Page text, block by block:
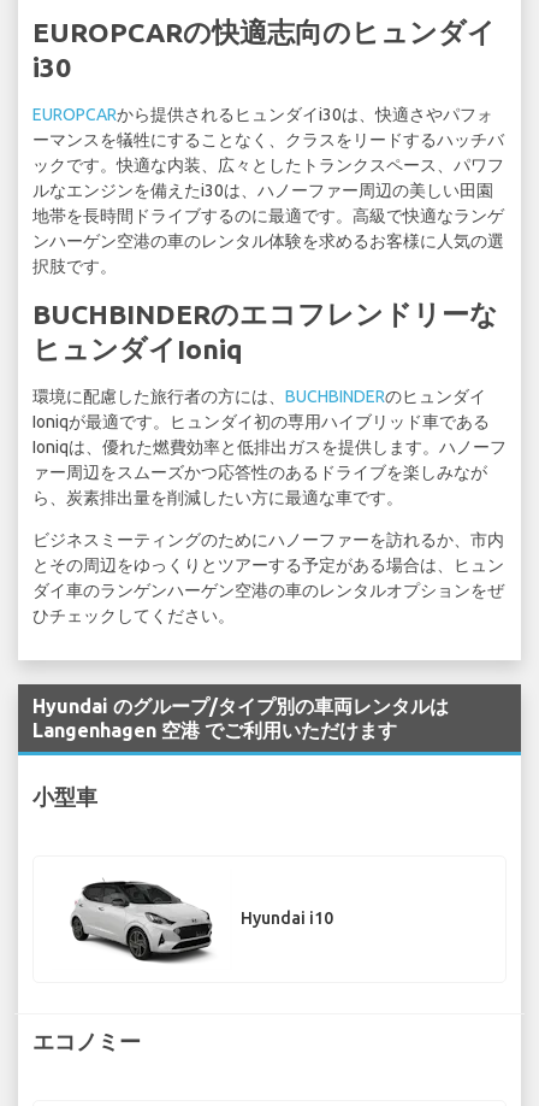
EUROPCARの快適志向のヒュンダイ
i30
EUROPCARから提供されるヒュンダイi30は、快適さやパフォ
ーマンスを犠牲にすることなく、クラスをリードするハッチバ
ックです。快適な内装、広々としたトランクスペース、パワフ
ルなエンジンを備えたi30は、ハノーファー周辺の美しい田園
地帯を長時間ドライブするのに最適です。高級で快適なランゲ
ンハーゲン空港の車のレンタル体験を求めるお客様に人気の選
択肢です。
BUCHBINDERのエコフレンドリーな
ヒュンダイIoniq
環境に配慮した旅行者の方には、 BUCHBINDERのヒュンダイ
Ioniqが最適です。ヒュンダイ初の専用ハイブリッド車である
Ioniqは、優れた燃費効率と低排出ガスを提供します。ハノーフ
ァー周辺をスムーズかつ応答性のあるドライブを楽しみなが
ら、炭素排出量を削減したい方に最適な車です。
ビジネスミーティングのためにハノーファーを訪れるか、市内
とその周辺をゆっくりとツアーする予定がある場合は、ヒュン
ダイ車のランゲンハーゲン空港の車のレンタルオプションをぜ
ひチェックしてください。
Hyundai のグループ/タイプ別の車両レンタルは
Langenhagen 空港 でご利用いただけます
小型車
Hyundai i10
エコノミー